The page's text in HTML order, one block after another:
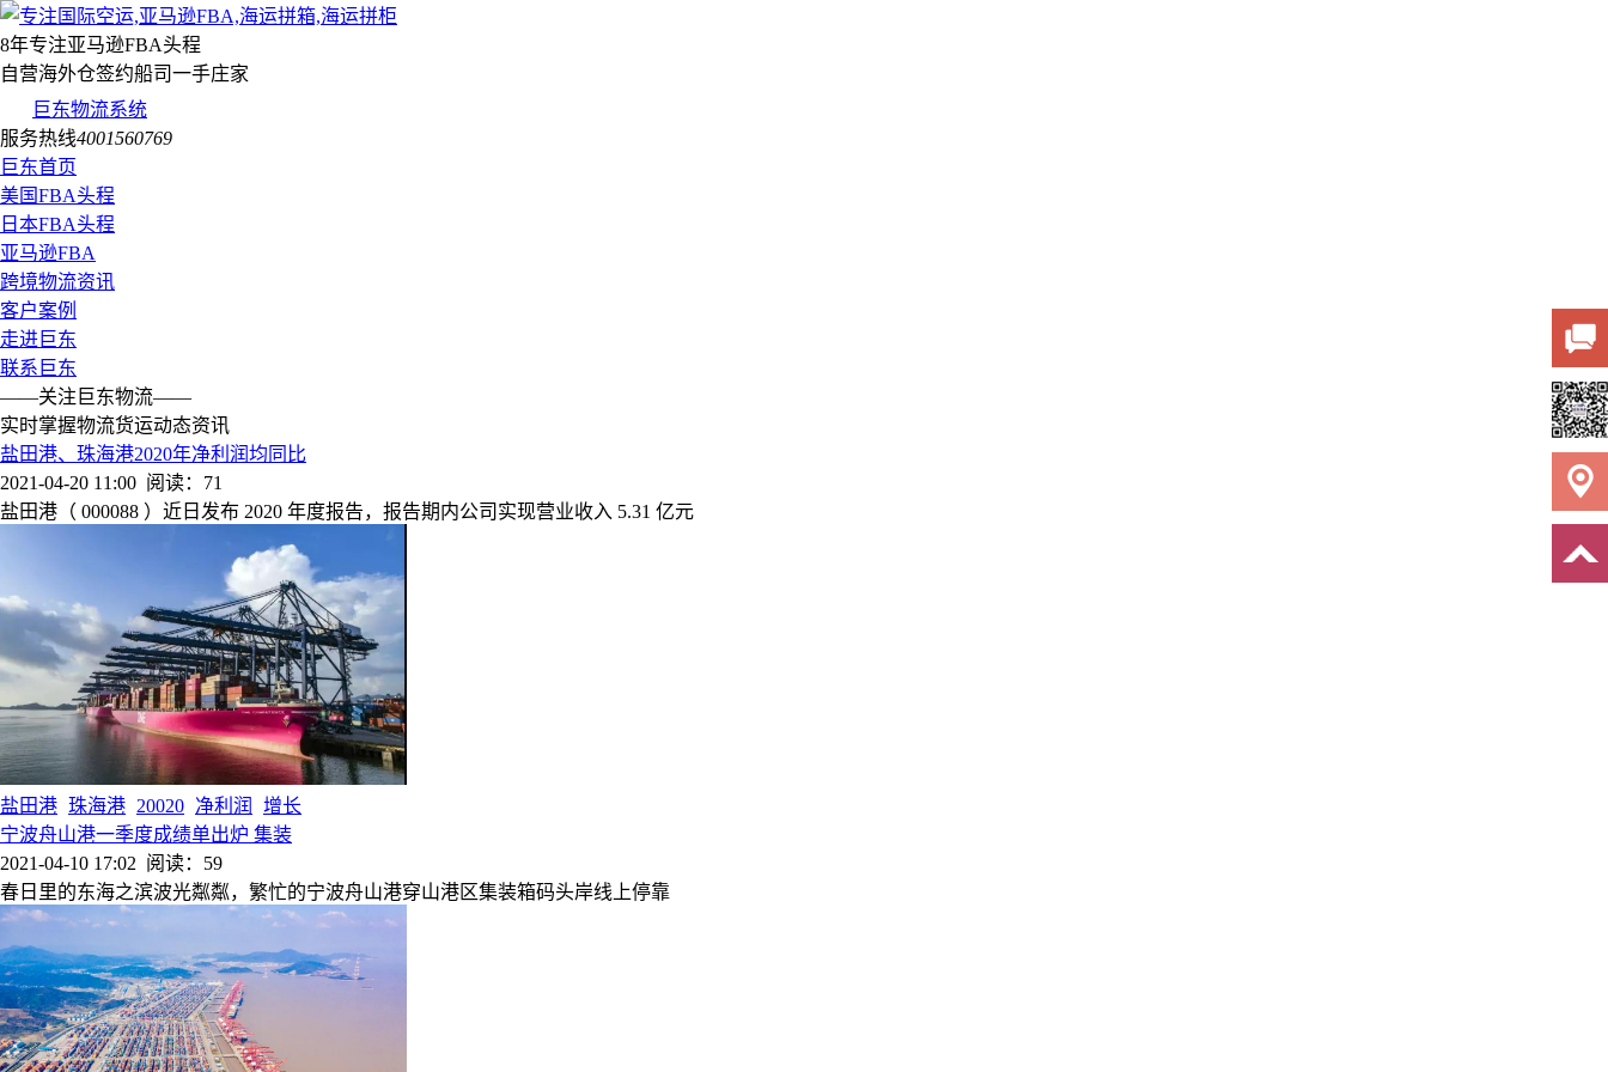
8年专注亚马逊FBA头程
自营海外仓签约船司一手庄家
巨东物流系统
服务热线4001560769
巨东首页
美国FBA头程
日本FBA头程
亚马逊FBA
跨境物流资讯
客户案例
走进巨东
联系巨东
——关注巨东物流——
实时掌握物流货运动态资讯
盐田港、珠海港2020年净利润均同比
2021-04-20 11:00 阅读：71
盐田港（ 000088 ）近日发布 2020 年度报告，报告期内公司实现营业收入 5.31 亿元
盐田港 珠海港 20020 净利润
增长
宁波舟山港一季度成绩单出炉 集装
2021-04-10 17:02 阅读：59
春日里的东海之滨波光粼粼，繁忙的宁波舟山港穿山港区集装箱码头岸线上停靠